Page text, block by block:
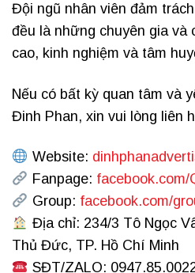
Đội ngũ nhân viên đảm
đều là những chuyên gia và
cao, kinh nghiệm và tâm
Nếu có bất kỳ quan tâm và
Đinh Phan, xin vui lòng liên
Website:
Fanpage: facebook.com/
Group: facebook.com/
Địa chỉ: 234/3 Tô Ngọc
Thủ Đức, TP. Hồ Chí Minh
SĐT/ZALO: